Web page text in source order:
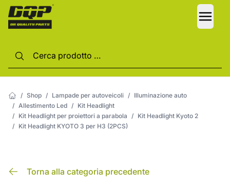
/ Shop / Lampade per autoveicoli / Illuminazione auto
/ Allestimento Led / Kit Headlight
/ Kit Headlight per proiettori a parabola / Kit Headlight Kyoto 2
/ Kit Headlight KYOTO 3 per H3 (2PCS)
Torna alla categoria precedente